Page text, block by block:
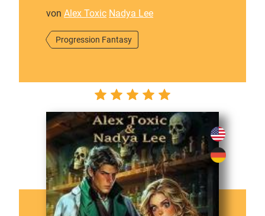
von Alex Toxic Nadya Lee
Progression Fantasy